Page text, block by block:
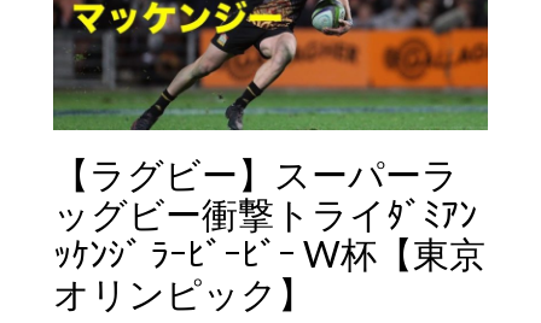
【ラグビー】スーパーラ
ッグビー衝撃トライﾀﾞﾐｱﾝ
ｯｹﾝｼﾞ ﾗｰﾋﾞｰﾋﾞｰ W杯【東京
オリンピック】